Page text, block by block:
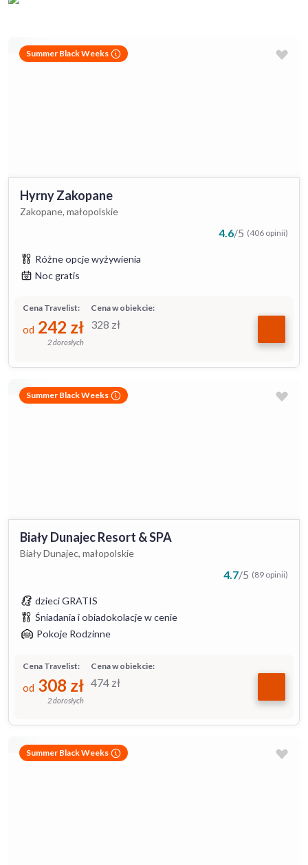
Summer Black Weeks
Hyrny Zakopane
Zakopane, małopolskie
4.6/5 (406 opinii)
Różne opcje wyżywienia
Noc gratis
Cena w obiekcie:
328 zł
Cena Travelist:
od 242 zł
2 dorosłych
Summer Black Weeks
Biały Dunajec Resort & SPA
Biały Dunajec, małopolskie
4.7/5 (89 opinii)
dzieci GRATIS
Śniadania i obiadokolacje w cenie
Pokoje Rodzinne
Cena w obiekcie:
474 zł
Cena Travelist:
od 308 zł
2 dorosłych
Summer Black Weeks